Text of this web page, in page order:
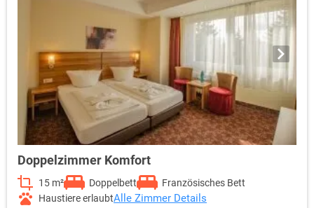
Doppelzimmer Komfort
15 m² Doppelbett
Französisches Bett
Haustiere erlaubtAlle Zimmer Details